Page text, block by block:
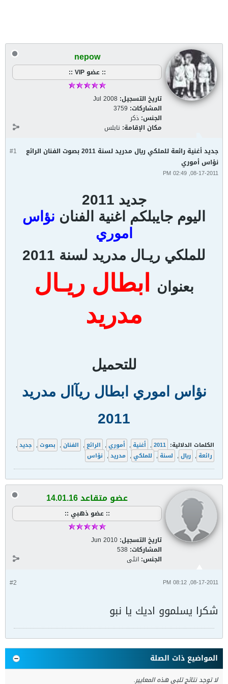
nepow
:: عضو VIP ::
تاريخ التسجيل: Jul 2008
المشاركات: 3759
الجنس: ذكر
مكان الإقامة: نابلس
#1
جديد أغنية رائعة للملكي ريال مدريد لسنة 2011 بصوت الفنان الرائع
نؤاس أموري
08-17-2011, 02:49 PM
جديد 2011
اليوم جايبلكم اغنية الفنان نؤاس
اموري
للملكي ريـال مدريد لسنة 2011
بعنوان
ابطال ريـال
مدريد
للتحميل
نؤاس اموري ابطال ريآال مدريد
2011
الكلمات الدلالية: 2011
, أغنية , أموري , الرائع , الفنان , بصوت , جديد ,
رائعة , ريال , لسنة , للملكي , مدريد , نؤاس
عضو متقاعد 14.01.16
:: عضو ذهبي ::
تاريخ التسجيل: Jun 2010
المشاركات: 538
الجنس: انثى
#2 08-17-2011, 08:12 PM
شكرا يسلموو اديك يا نبو
المواضيع ذات الصلة
لا توجد نتائج تلبي هذه المعايير.